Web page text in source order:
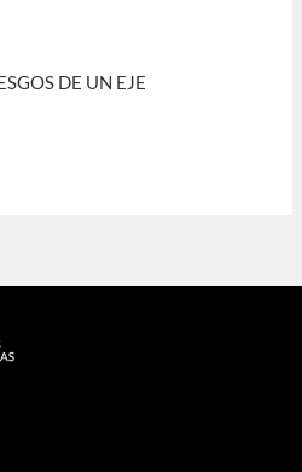
DE UN EJE